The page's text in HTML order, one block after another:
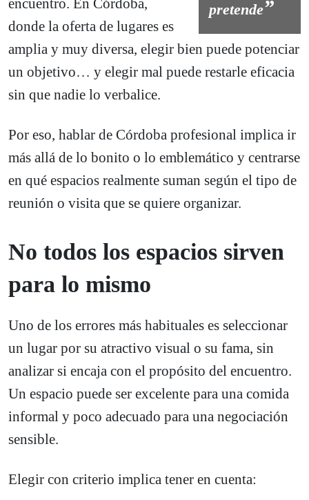
pretende
encuentro. En Córdoba,
donde la oferta de lugares es
amplia y muy diversa, elegir bien puede potenciar
un objetivo… y elegir mal puede restarle eficacia
sin que nadie lo verbalice.
Por eso, hablar de Córdoba profesional implica ir
más allá de lo bonito o lo emblemático y centrarse
en qué espacios realmente suman según el tipo de
reunión o visita que se quiere organizar.
No todos los espacios sirven
para lo mismo
Uno de los errores más habituales es seleccionar
un lugar por su atractivo visual o su fama, sin
analizar si encaja con el propósito del encuentro.
Un espacio puede ser excelente para una comida
informal y poco adecuado para una negociación
sensible.
Elegir con criterio implica tener en cuenta: